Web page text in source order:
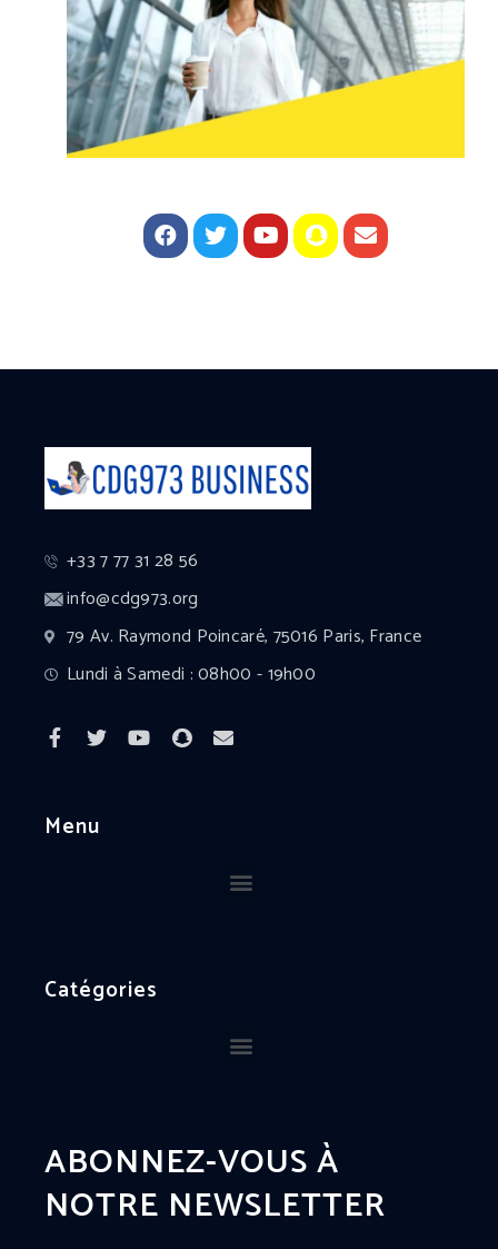
+33 7 77 31 28 56
info@cdg973.org
79 Av. Raymond Poincaré, 75016 Paris, France
Lundi à Samedi : 08h00 - 19h00
Menu
Catégories
ABONNEZ-VOUS À
NOTRE NEWSLETTER